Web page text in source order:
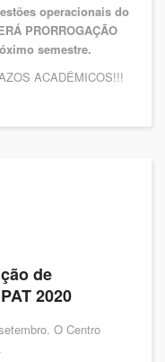
operacionais do
PRORROGAÇÃO
semestre.
ACADÊMICOS!!!
de
2020
O Centro